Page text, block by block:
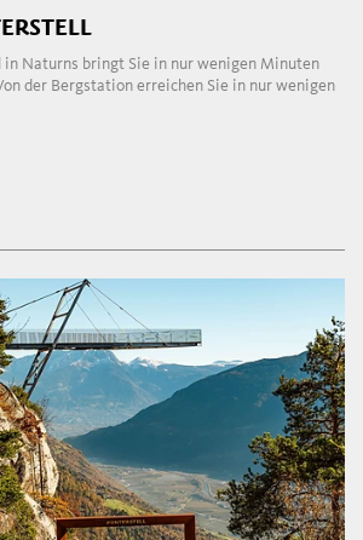
in Naturns bringt Sie in nur wenigen Minuten
der Bergstation erreichen Sie in nur wenigen